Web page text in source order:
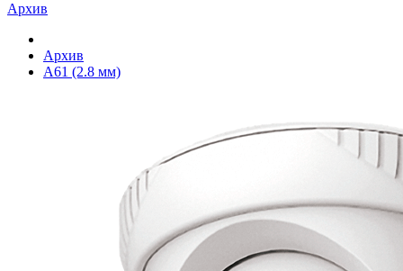
Архив
Архив
A61 (2.8 мм)